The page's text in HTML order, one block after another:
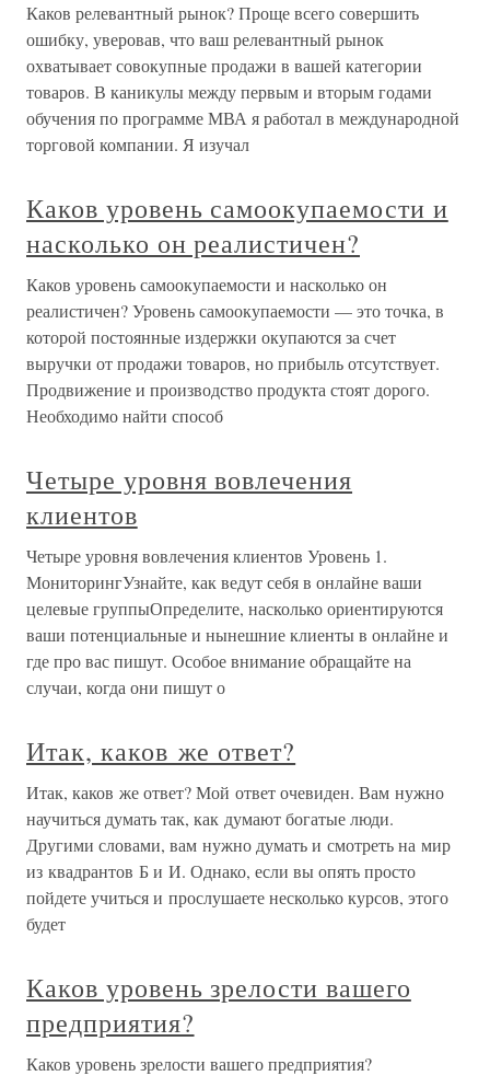
Каков релевантный рынок? Проще всего совершить
ошибку, уверовав, что ваш релевантный рынок
охватывает совокупные продажи в вашей категории
товаров. В каникулы между первым и вторым годами
обучения по программе МВА я работал в международной
торговой компании. Я изучал
Каков уровень самоокупаемости и
насколько он реалистичен?
Каков уровень самоокупаемости и насколько он
реалистичен? Уровень самоокупаемости — это точка, в
которой постоянные издержки окупаются за счет
выручки от продажи товаров, но прибыль отсутствует.
Продвижение и производство продукта стоят дорого.
Необходимо найти способ
Четыре уровня вовлечения
клиентов
Четыре уровня вовлечения клиентов Уровень 1.
МониторингУзнайте, как ведут себя в онлайне ваши
целевые группыОпределите, насколько ориентируются
ваши потенциальные и нынешние клиенты в онлайне и
где про вас пишут. Особое внимание обращайте на
случаи, когда они пишут о
Итак, каков же ответ?
Итак, каков же ответ? Мой ответ очевиден. Вам нужно
научиться думать так, как думают богатые люди.
Другими словами, вам нужно думать и смотреть на мир
из квадрантов Б и И. Однако, если вы опять просто
пойдете учиться и прослушаете несколько курсов, этого
будет
Каков уровень зрелости вашего
предприятия?
Каков уровень зрелости вашего предприятия?